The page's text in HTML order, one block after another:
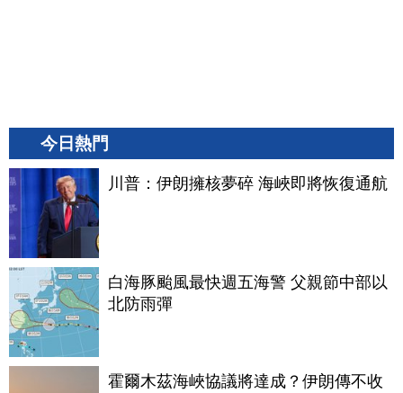
今日熱門
川普：伊朗擁核夢碎 海峽即將恢復通航
白海豚颱風最快週五海警 父親節中部以
北防雨彈
霍爾木茲海峽協議將達成？伊朗傳不收